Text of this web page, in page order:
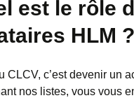
est le rôle
HLM ?
CLCV, c’est devenir un
nos listes, vous vous